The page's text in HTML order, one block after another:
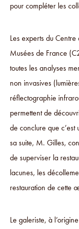
pour compléter les
Les experts du
Musées de France
toutes les analyses
non invasives
réflectographie
permettent de
de conclure que
sa suite, M. Gilles,
de superviser la
lacunes, les
restauration de cette
Le galeriste, à